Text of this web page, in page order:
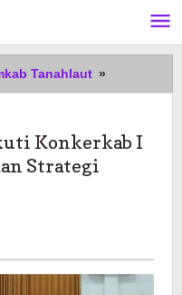
Tanahlaut »
Guru
Ikuti
Konkerkab
Strategi
Pendidikan
Konkerkab I
Strategi